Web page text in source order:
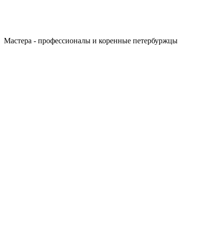
Мастера - профессионалы и коренные петербуржцы